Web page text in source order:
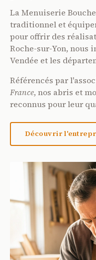
La Menuiserie
traditionnel et
pour offrir des
Roche-sur-Yon, nous
Vendée et les
Référencés par
France, nos abris et
reconnus pour leur
Découvrir